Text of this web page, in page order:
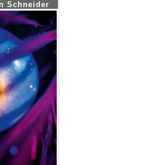
Schneider